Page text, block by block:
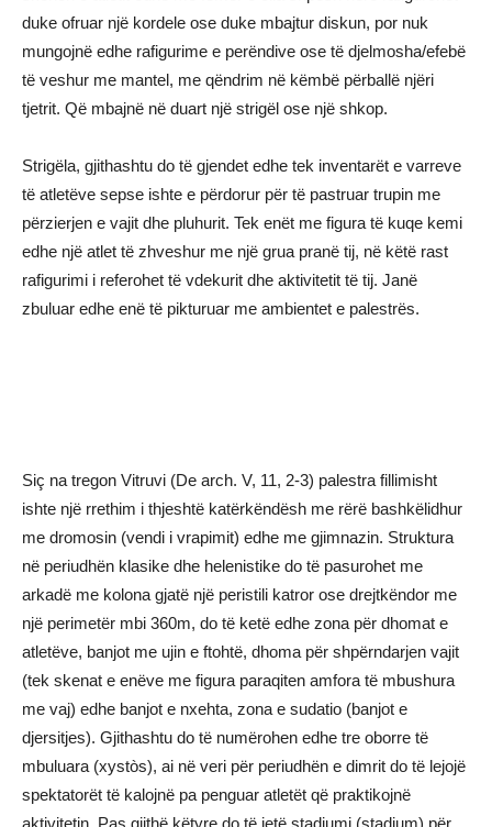
duke ofruar një kordele ose duke mbajtur diskun, por nuk
mungojnë edhe rafigurime e perëndive ose të djelmosha/efebë
të veshur me mantel, me qëndrim në këmbë përballë njëri
tjetrit. Që mbajnë në duart një strigël ose një shkop.
Strigëla, gjithashtu do të gjendet edhe tek inventarët e varreve
të atletëve sepse ishte e përdorur për të pastruar trupin me
përzierjen e vajit dhe pluhurit. Tek enët me figura të kuqe kemi
edhe një atlet të zhveshur me një grua pranë tij, në këtë rast
rafigurimi i referohet të vdekurit dhe aktivitetit të tij. Janë
zbuluar edhe enë të pikturuar me ambientet e palestrës.
Siç na tregon Vitruvi (De arch. V, 11, 2-3) palestra fillimisht
ishte një rrethim i thjeshtë katërkëndësh me rërë bashkëlidhur
me dromosin (vendi i vrapimit) edhe me gjimnazin. Struktura
në periudhën klasike dhe helenistike do të pasurohet me
arkadë me kolona gjatë një peristili katror ose drejtkëndor me
një perimetër mbi 360m, do të ketë edhe zona për dhomat e
atletëve, banjot me ujin e ftohtë, dhoma për shpërndarjen vajit
(tek skenat e enëve me figura paraqiten amfora të mbushura
me vaj) edhe banjot e nxehta, zona e sudatio (banjot e
djersitjes). Gjithashtu do të numërohen edhe tre oborre të
mbuluara (xystòs), ai në veri për periudhën e dimrit do të lejojë
spektatorët të kalojnë pa penguar atletët që praktikojnë
aktivitetin. Pas gjithë këtyre do të jetë stadiumi (stadium) për